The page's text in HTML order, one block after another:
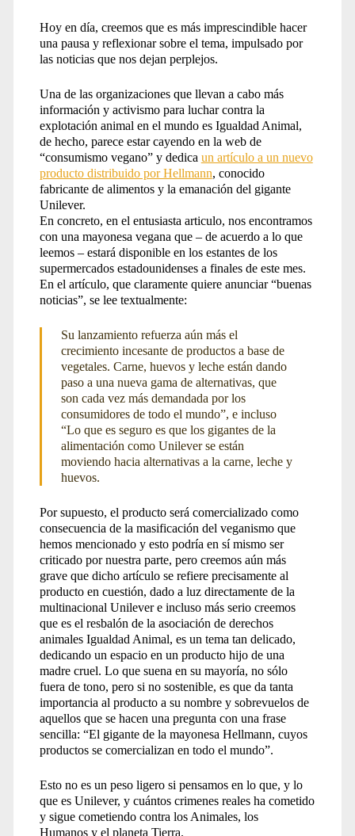
Hoy en día, creemos que es más imprescindible hacer
una pausa y reflexionar sobre el tema, impulsado por
las noticias que nos dejan perplejos.
Una de las organizaciones que llevan a cabo más
información y activismo para luchar contra la
explotación animal en el mundo es Igualdad Animal,
de hecho, parece estar cayendo en la web de
“consumismo vegano” y dedica un artículo a un nuevo
producto distribuido por Hellmann, conocido
fabricante de alimentos y la emanación del gigante
Unilever.
En concreto, en el entusiasta articulo, nos encontramos
con una mayonesa vegana que – de acuerdo a lo que
leemos – estará disponible en los estantes de los
supermercados estadounidenses a finales de este mes.
En el artículo, que claramente quiere anunciar “buenas
noticias”, se lee textualmente:
Su lanzamiento refuerza aún más el
crecimiento incesante de productos a base de
vegetales. Carne, huevos y leche están dando
paso a una nueva gama de alternativas, que
son cada vez más demandada por los
consumidores de todo el mundo”, e incluso
“Lo que es seguro es que los gigantes de la
alimentación como Unilever se están
moviendo hacia alternativas a la carne, leche y
huevos.
Por supuesto, el producto será comercializado como
consecuencia de la masificación del veganismo que
hemos mencionado y esto podría en sí mismo ser
criticado por nuestra parte, pero creemos aún más
grave que dicho artículo se refiere precisamente al
producto en cuestión, dado a luz directamente de la
multinacional Unilever e incluso más serio creemos
que es el resbalón de la asociación de derechos
animales Igualdad Animal, es un tema tan delicado,
dedicando un espacio en un producto hijo de una
madre cruel. Lo que suena en su mayoría, no sólo
fuera de tono, pero si no sostenible, es que da tanta
importancia al producto a su nombre y sobrevuelos de
aquellos que se hacen una pregunta con una frase
sencilla: “El gigante de la mayonesa Hellmann, cuyos
productos se comercializan en todo el mundo”.
Esto no es un peso ligero si pensamos en lo que, y lo
que es Unilever, y cuántos crimenes reales ha cometido
y sigue cometiendo contra los Animales, los
Humanos y el planeta Tierra.